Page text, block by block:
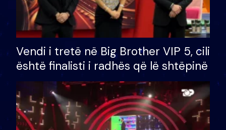
Vendi i tretë në Big Brother VIP 5, cili
është finalisti i radhës që lë shtëpinë